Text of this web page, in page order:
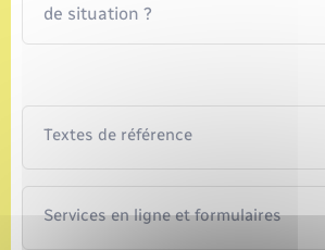
de situation ?
Textes de référence
Services en ligne et formulaires